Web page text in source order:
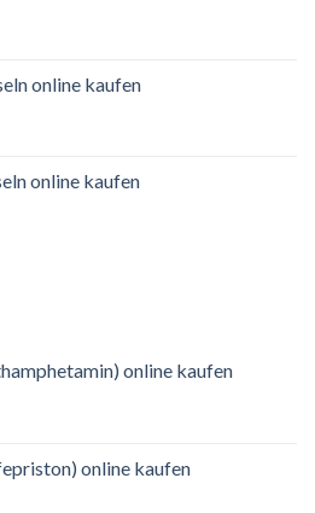
online kaufen
online kaufen
online kaufen
online kaufen